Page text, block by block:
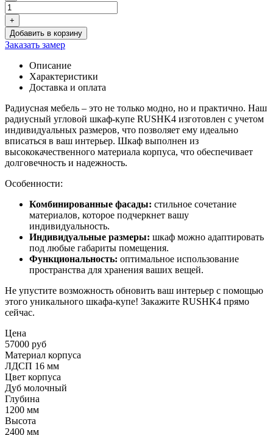
Количество
товара
Радиусный
угловой
шкаф-
комбинированными
фасадами
и
углом
RUSHK4
+
Добавить в корзину
Заказать замер
Описание
Характеристики
Доставка и оплата
Радиусная мебель – это не только модно, но и практично. Наш
радиусный угловой шкаф-купе RUSHK4 изготовлен с учетом
индивидуальных размеров, что позволяет ему идеально
вписаться в ваш интерьер. Шкаф выполнен из
высококачественного материала корпуса, что обеспечивает
долговечность и надежность.
Особенности:
Комбинированные фасады: стильное сочетание
материалов, которое подчеркнет вашу
индивидуальность.
Индивидуальные размеры: шкаф можно адаптировать
под любые габариты помещения.
Функциональность: оптимальное использование
пространства для хранения ваших вещей.
Не упустите возможность обновить ваш интерьер с помощью
этого уникального шкафа-купе! Закажите RUSHK4 прямо
сейчас.
Цена
57000 руб
Материал корпуса
ЛДСП 16 мм
Цвет корпуса
Дуб молочный
Глубина
1200 мм
Высота
2400 мм